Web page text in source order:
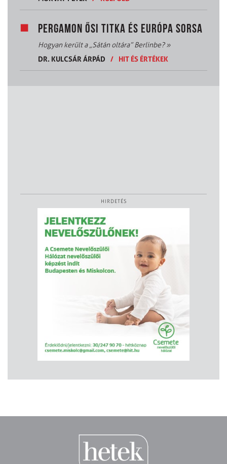
PERGAMON ŐSI TITKA ÉS EURÓPA SORSA
Hogyan került a „Sátán oltára” Berlinbe?»
DR. KULCSÁR ÁRPÁD
/ HIT ÉS ÉRTÉKEK
HIRDETÉS